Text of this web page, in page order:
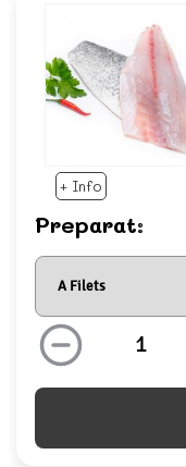
+ Info
Preparat: